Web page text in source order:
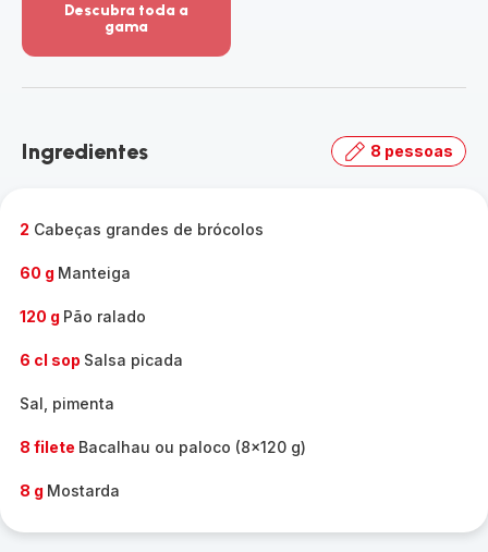
Descubra toda a
gama
detalhes
toda
Ingredientes 8 pessoas
2 Cabeças grandes de brócolos
60 g Manteiga
120 g Pão ralado
6 cl sop Salsa picada
Sal, pimenta
8 filete Bacalhau ou paloco (8x120 g)
8 g Mostarda